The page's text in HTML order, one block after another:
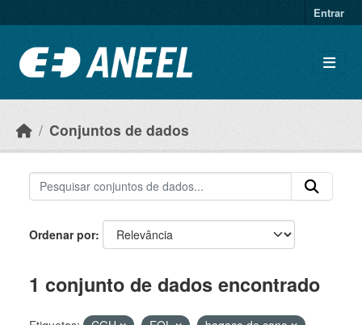
Entrar
Conjuntos de dados
Ordenar por
1 conjunto de dados encontrado